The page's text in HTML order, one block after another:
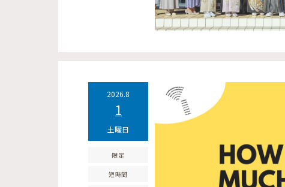
2026.8
1
土曜日
限定
短時間